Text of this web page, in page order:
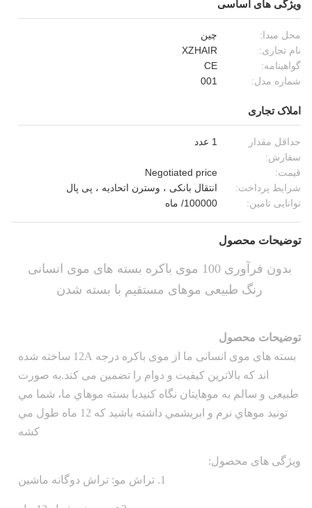
ویژگی های اساسی
محل مبدا:
چین
نام تجاری:
XZHAIR
گواهینامه:
CE
شماره مدل:
001
املاک تجاری
حداقل مقدار
سفارش:
1 عدد
قیمت:
Negotiated price
شرایط پرداخت:
انتقال بانکی ، وسترن اتحادیه ، پی پال
توانایی تامین:
100000/ ماه
توضیحات محصول
بدون فرآوری 100 موی باکره بسته های موی انسانی
رنگ طبیعی موهای مستقیم با بسته شدن
توضیحات محصول
بسته های موی انسانی ما از موی باکره درجه 12A ساخته شده
اند که بالاترین کیفیت و دوام را تضمین می کند.به صورت
طبیعی و سالم به موهایتان نگاه کنیدبا بسته موهاي ما، شما مي
تونيد موهاي نرم و ابريشمي داشته باشيد که 12 ماه طول مي
کشه
ویژگی های محصول:
1. تراش مو: تراش دوگانه ماشین